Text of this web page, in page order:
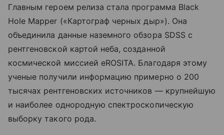
Главным героем релиза стала программа Black
Hole Mapper («Картограф черных дыр»). Она
объединила данные наземного обзора SDSS с
рентгеновской картой неба, созданной
космической миссией eROSITA. Благодаря этому
ученые получили информацию примерно о 200
тысячах рентгеновских источников — крупнейшую
и наиболее однородную спектроскопическую
выборку такого рода.